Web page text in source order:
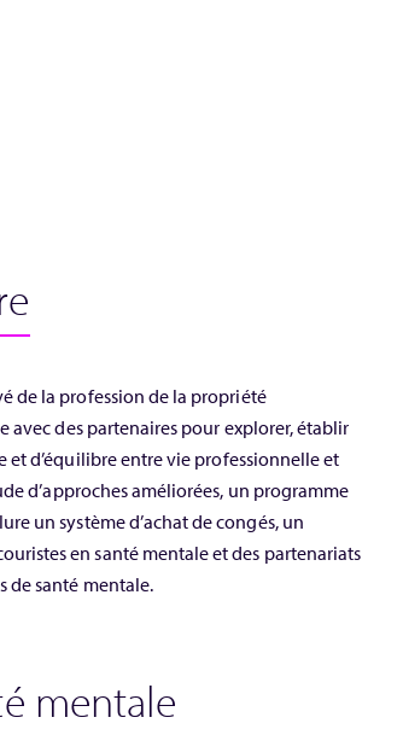
de la profession de la propriété
avec des partenaires pour explorer, établir
d’équilibre entre vie professionnelle et
d’approches améliorées, un programme
un système d’achat de congés, un
en santé mentale et des partenariats
de santé mentale.
mentale